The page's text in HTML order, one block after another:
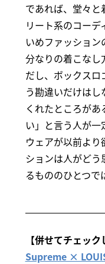
であれば、堂々と
リート系のコー
いめファッション
分なりの着こなし
だし、ボックス
う勘違いだけは
くれたところが
い」と言う人が
ウェアが以前よ
ションは人がどう
るもののひとつで
【併せてチェック
Supreme ×